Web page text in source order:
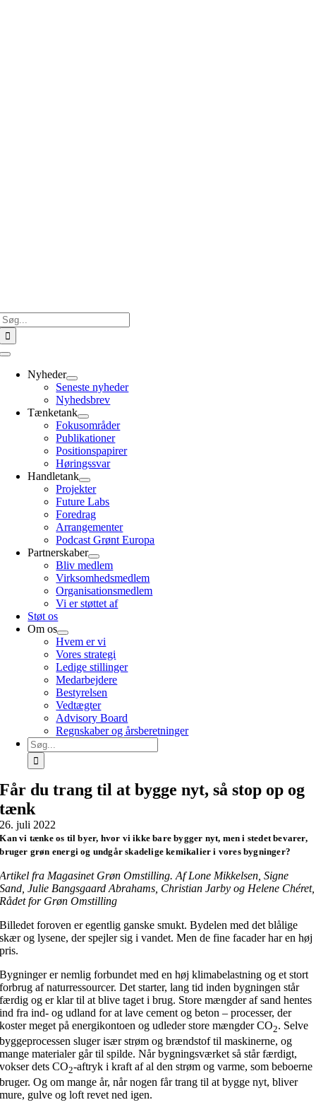
Toggle
NavigationNyheder
Seneste nyheder
Nyhedsbrev
Tænketank
Fokusområder
Publikationer
Positionspapirer
Høringssvar
Handletank
Projekter
Future Labs
Foredrag
Arrangementer
Podcast Grønt Europa
Partnerskaber
Bliv medlem
Virksomhedsmedlem
Organisationsmedlem
Vi er støttet af
Støt os
Om os
Hvem er vi
Vores strategi
Ledige stillinger
Medarbejdere
Bestyrelsen
Vedtægter
Advisory Board
Regnskaber og årsberetninger
Søg
efter:
Får du trang til at bygge nyt, så stop op og
tænk
26. juli 2022
Kan vi tænke os til byer, hvor vi ikke bare bygger nyt, men i stedet bevarer,
bruger grøn energi og undgår skadelige kemikalier i vores bygninger?
Artikel fra Magasinet Grøn Omstilling. Af Lone Mikkelsen, Signe
Sand, Julie Bangsgaard Abrahams, Christian Jarby og Helene Chéret,
Rådet for Grøn Omstilling
Billedet foroven er egentlig ganske smukt. Bydelen med det blålige
skær og lysene, der spejler sig i vandet. Men de fine facader har en høj
pris.
Bygninger er nemlig forbundet med en høj klimabelastning og et stort
forbrug af naturressourcer. Det starter, lang tid inden bygningen står
færdig og er klar til at blive taget i brug. Store mængder af sand hentes
ind fra ind- og udland for at lave cement og beton – processer, der
koster meget på energikontoen og udleder store mængder CO2. Selve
byggeprocessen sluger især strøm og brændstof til maskinerne, og
mange materialer går til spilde. Når bygningsværket så står færdigt,
vokser dets CO2-aftryk i kraft af al den strøm og varme, som beboerne
bruger. Og om mange år, når nogen får trang til at bygge nyt, bliver
mure, gulve og loft revet ned igen.